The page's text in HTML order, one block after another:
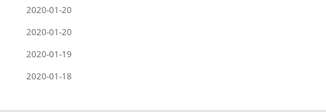
2020-01-20
2020-01-20
2020-01-19
2020-01-18